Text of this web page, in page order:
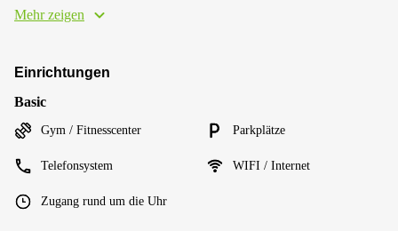
Mehr zeigen
Einrichtungen
Basic
Gym / Fitnesscenter Parkplätze
Telefonsystem WIFI / Internet
Zugang rund um die Uhr